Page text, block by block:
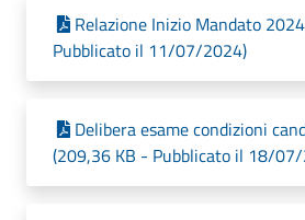
Relazione Inizio Mandato
Pubblicato il 11/07/2024)
Delibera esame condizioni
(209,36 KB - Pubblicato il 18/